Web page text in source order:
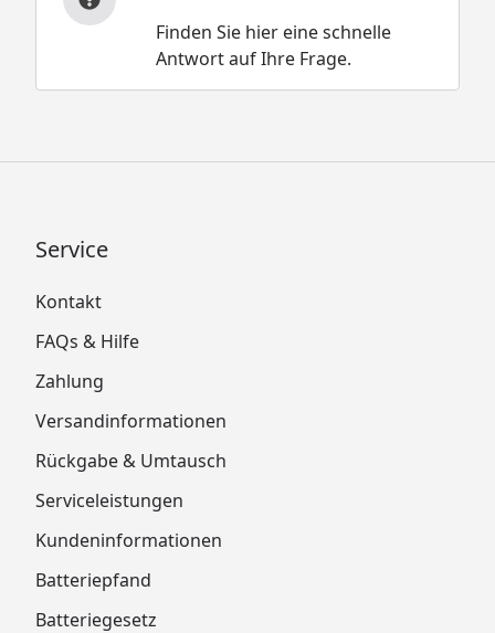
Finden Sie hier eine schnelle
Antwort auf Ihre Frage.
Service
Kontakt
FAQs & Hilfe
Zahlung
Versandinformationen
Rückgabe & Umtausch
Serviceleistungen
Kundeninformationen
Batteriepfand
Batteriegesetz